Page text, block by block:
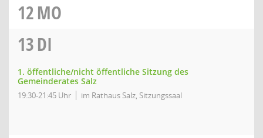
12MO
13DI
1. öffentliche/nicht öffentliche Sitzung des
Gemeinderates Salz
19:30-21:45 Uhr im Rathaus Salz, Sitzungssaal